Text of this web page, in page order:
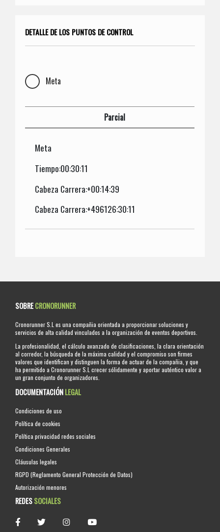
DETALLE DE LOS PUNTOS DE CONTROL
Meta
Parcial
Meta
Tiempo:00:30:11
Cabeza Carrera:+00:14:39
Cabeza Carrera:+496126:30:11
SOBRECRONORUNNER
Cronorunner S.L es una compañia orientada a proporcionar soluciones y
servicios de alta calidad vinculados a la organización de eventos deportivos.
La profesionalidad, el cálculo avanzado de clasificaciones, la clara orientación
al corredor, la búsqueda de la máxima calidad y el compromiso son firmes
valores que identifican y distinguen la forma de actuar de la compañia, y que
ha permitido a Cronorunner S.L crecer sólidamente y aportar auténtico valor a
un gran conjunto de organizadores.
DOCUMENTACIÓNLEGAL
Condiciones de uso
Política de cookies
Política privacidad redes sociales
Condiciones Generales
Cláusulas legales
RGPD (Reglamento General Protección de Datos)
Autorización menores
REDESSOCIALES